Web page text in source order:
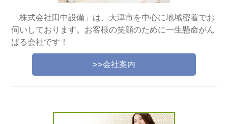
「株式会社田中設備」は、大津市を中心に地域密着でお
伺いしております。お客様の笑顔のために一生懸命がん
ばる会社です！
>>会社案内